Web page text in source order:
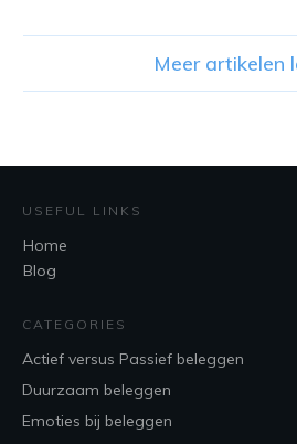
Meer artikelen
USEFUL LINKS
Home
Blog
CATEGORIES
Actief versus Passief beleggen
Duurzaam beleggen
Emoties bij beleggen